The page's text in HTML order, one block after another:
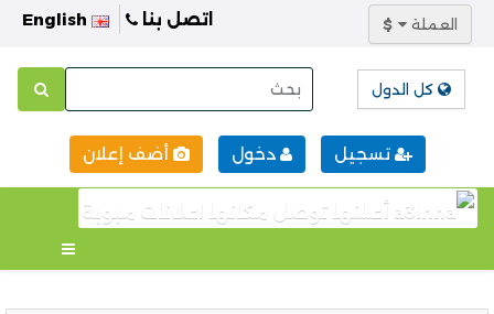
$ العملة اتصل بنا
كل الدول
تسجيل دخول أضف إعلان